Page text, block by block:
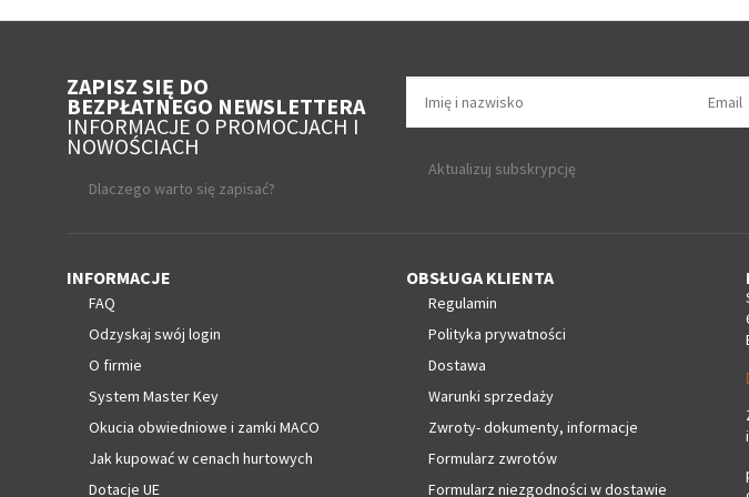
ZAPISZ SIĘ DO
BEZPŁATNEGO NEWSLETTERA
INFORMACJE O PROMOCJACH I
NOWOŚCIACH
Dlaczego warto się zapisać?
Aktualizuj subskrypcję
INFORMACJE
FAQ
Odzyskaj swój login
O firmie
System Master Key
Okucia obwiedniowe i zamki MACO
Jak kupować w cenach hurtowych
Dotacje UE
OBSŁUGA KLIENTA
Regulamin
Polityka prywatności
Dostawa
Warunki sprzedaży
Zwroty- dokumenty, informacje
Formularz zwrotów
Formularz niezgodności w dostawie